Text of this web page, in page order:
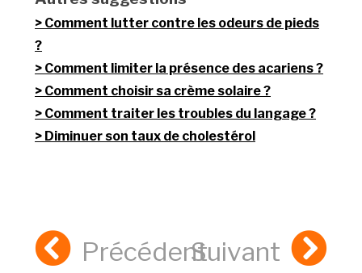
Comment lutter contre les odeurs de pieds
?
Comment limiter la présence des acariens ?
Comment choisir sa crème solaire ?
Comment traiter les troubles du langage ?
Diminuer son taux de cholestérol
PrécédentSuivant